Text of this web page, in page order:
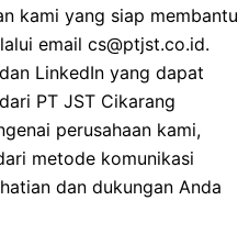
kami yang siap membantu
email cs@ptjst.co.id.
LinkedIn yang dapat
PT JST Cikarang
perusahaan kami,
metode komunikasi
dan dukungan Anda